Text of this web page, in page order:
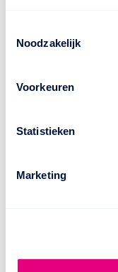
Noodzakelijk
Voorkeuren
Statistieken
Marketing